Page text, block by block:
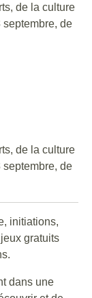
de la culture
de
de la culture
de
initiations,
gratuits
dans une